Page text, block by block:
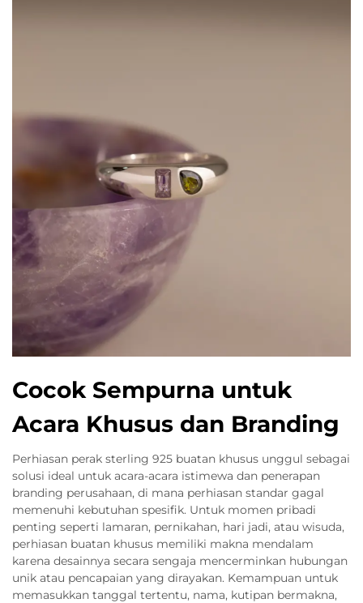
Cocok Sempurna untuk
Acara Khusus dan Branding
Perhiasan perak sterling 925 buatan khusus unggul sebagai
solusi ideal untuk acara-acara istimewa dan penerapan
branding perusahaan, di mana perhiasan standar gagal
memenuhi kebutuhan spesifik. Untuk momen pribadi
penting seperti lamaran, pernikahan, hari jadi, atau wisuda,
perhiasan buatan khusus memiliki makna mendalam
karena desainnya secara sengaja mencerminkan hubungan
unik atau pencapaian yang dirayakan. Kemampuan untuk
memasukkan tanggal tertentu, nama, kutipan bermakna,